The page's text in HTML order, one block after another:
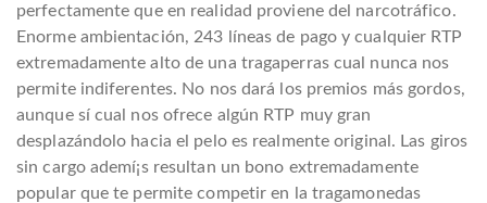
perfectamente que en realidad proviene del narcotráfico.
Enorme ambientación, 243 líneas de pago y cualquier RTP
extremadamente alto de una tragaperras cual nunca nos
permite indiferentes. No nos dará los premios más gordos,
aunque sí cual nos ofrece algún RTP muy gran
desplazándolo hacia el pelo es realmente original. Las giros
sin cargo ademí¡s resultan un bono extremadamente
popular que te permite competir en la tragamonedas